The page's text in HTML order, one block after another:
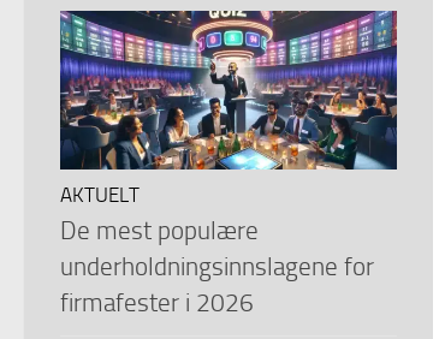
AKTUELT
De mest populære
underholdningsinnslagene for
firmafester i 2026